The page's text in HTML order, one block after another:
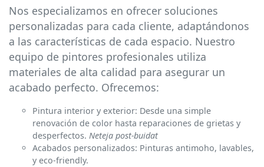
Nos especializamos en ofrecer soluciones
personalizadas para cada cliente, adaptándonos
a las características de cada espacio. Nuestro
equipo de pintores profesionales utiliza
materiales de alta calidad para asegurar un
acabado perfecto. Ofrecemos:
Pintura interior y exterior: Desde una simple
renovación de color hasta reparaciones de grietas y
desperfectos. Neteja post-buidat
Acabados personalizados: Pinturas antimoho, lavables,
y eco-friendly.